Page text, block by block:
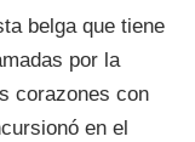
belga que tiene
por la
corazones con
en el